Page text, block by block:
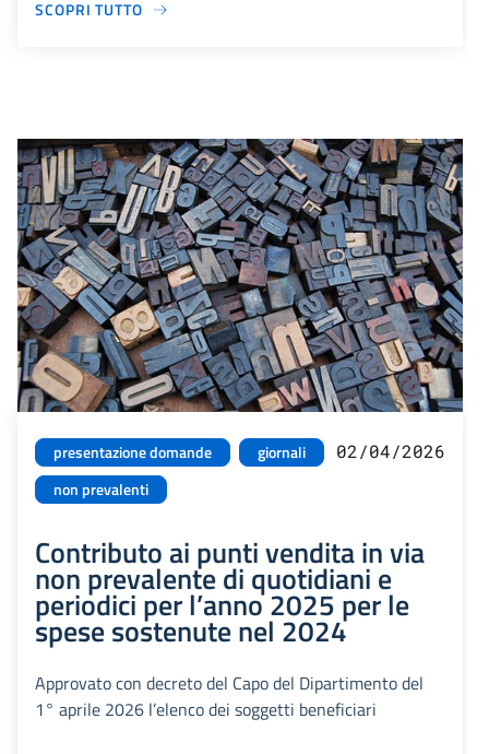
SCOPRI TUTTO
presentazione domande
giornali
non prevalenti
02/04/2026
Contributo ai punti vendita in via
non prevalente di quotidiani e
periodici per l’anno 2025 per le
spese sostenute nel 2024
Approvato con decreto del Capo del Dipartimento del
1° aprile 2026 l’elenco dei soggetti beneficiari